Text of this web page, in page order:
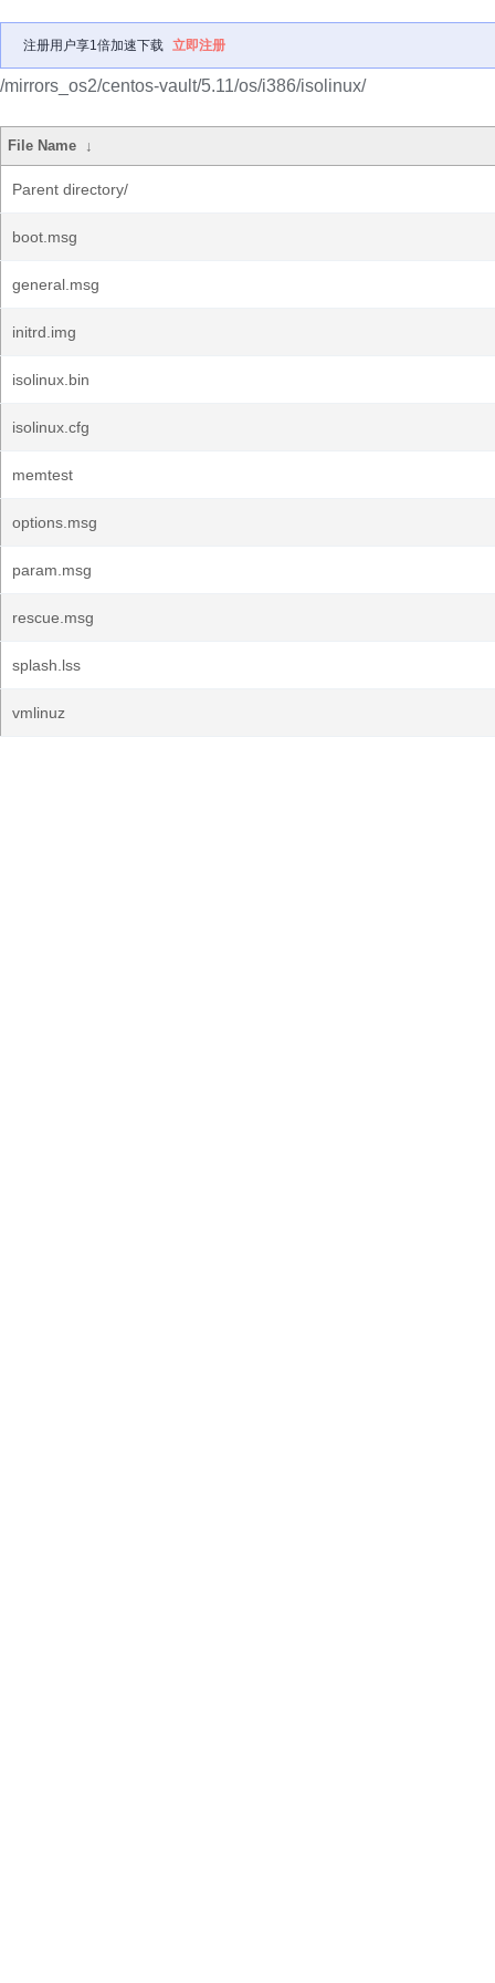
注册用户享1倍加速下载 立即注册
/mirrors_os2/centos-vault/5.11/os/i386/isolinux/
File Name ↓
Parent directory/
boot.msg
general.msg
initrd.img
isolinux.bin
isolinux.cfg
memtest
options.msg
param.msg
rescue.msg
splash.lss
vmlinuz